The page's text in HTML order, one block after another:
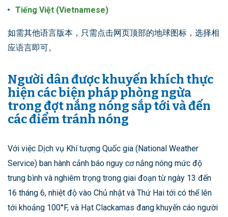
Tiếng Việt (Vietnamese)
如需其他语言版本，只需点击网页顶部的地球图标，选择相
应语言即可。
Người dân được khuyến khích thực
hiện các biện pháp phòng ngừa
trong đợt nắng nóng sắp tới và đến
các điểm tránh nóng
Với việc Dịch vụ Khí tượng Quốc gia (National Weather
Service) ban hành cảnh báo nguy cơ nắng nóng mức độ
trung bình và nghiêm trọng trong giai đoạn từ ngày 13 đến
16 tháng 6, nhiệt độ vào Chủ nhật và Thứ Hai tới có thể lên
tới khoảng 100°F, và Hạt Clackamas đang khuyến cáo người